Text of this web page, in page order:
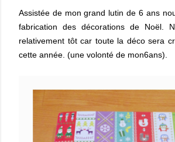
Assistée de mon grand lutin de 6 ans
fabrication des décorations de Noël.
relativement tôt car toute la déco sera
cette année. (une volonté de mon6ans).